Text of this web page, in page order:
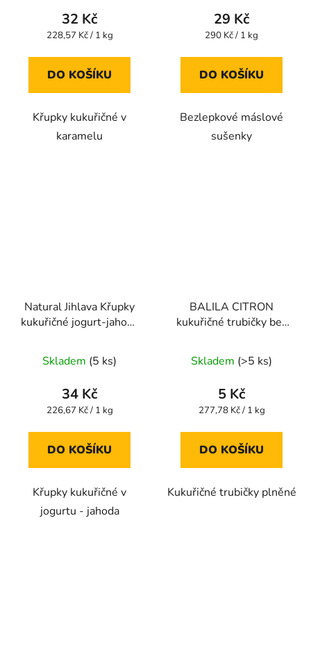
produktu
je
z
32 Kč
Měrná
228,57 Kč / 1 kg
DO KOŠÍKU
Křupky kukuřičné v
karamelu
produktu
je
z
29 Kč
Měrná
290 Kč / 1 kg
DO KOŠÍKU
Bezlepkové máslové
sušenky
Natural Jihlava Křupky
kukuřičné jogurt-jahoda
hodnocení
produktu
je
z
Skladem (5 ks)
34 Kč
Měrná
226,67 Kč / 1 kg
DO KOŠÍKU
Křupky kukuřičné v
jogurtu - jahoda
BALILA CITRON
kukuřičné trubičky bez
hodnocení
produktu
je
z
Skladem (>5 ks)
5 Kč
Měrná
277,78 Kč / 1 kg
DO KOŠÍKU
Kukuřičné trubičky plněné